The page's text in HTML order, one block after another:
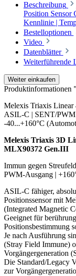
Beschreibung
Position
Kennlinie |
Bestelloptionen
Video
Datenblätter
Weiterführende
Weiter einkaufen
Melexis Triaxis
ASIL-C | SENT/PWM
-40...+160°C
Melexis Triaxis 3D
MLX90372 Gen.III
Immun gegen
PWM-Ausgang |
ASIL-C fähiger,
Positionssensor mit
(Integrated Magnetic
Geeignet für
Positionsbestimmung
Je nach Ausführung
(Stray Field Immune)
Vorgängergeneration
Die Standard/Legacy
zur